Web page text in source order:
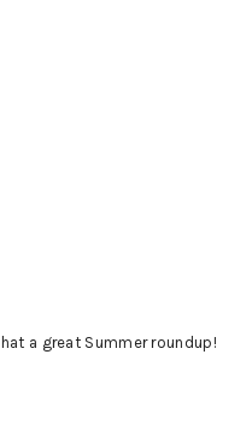
a great Summer roundup!